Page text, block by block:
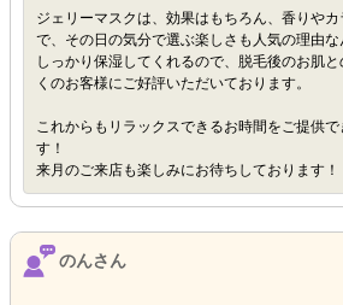
ジェリーマスクは、効果はもちろん、香りや
で、その日の気分で選ぶ楽しさも人気の理由な
しっかり保湿してくれるので、脱毛後のお肌
くのお客様にご好評いただいております。
これからもリラックスできるお時間をご提供
す！
来月のご来店も楽しみにお待ちしております！
のんさん